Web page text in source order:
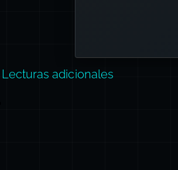
Lecturas adicionales